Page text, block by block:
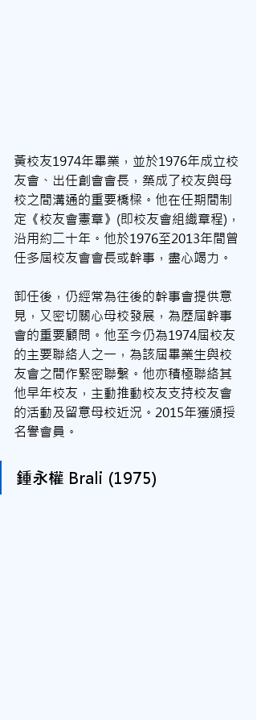
黃校友1974年畢業，並於1976年成立校
友會、出任創會會長，築成了校友與母
校之間溝通的重要橋樑。他在任期間制
定《校友會憲章》(即校友會組織章程)，
沿用約二十年。他於1976至2013年間曾
任多屆校友會會長或幹事，盡心竭力。
卸任後，仍經常為往後的幹事會提供意
見，又密切關心母校發展，為歷屆幹事
會的重要顧問。他至今仍為1974屆校友
的主要聯絡人之一，為該屆畢業生與校
友會之間作緊密聯繫。他亦積極聯絡其
他早年校友，主動推動校友支持校友會
的活動及留意母校近況。2015年獲頒授
名譽會員。
鍾永權 Brali (1975)